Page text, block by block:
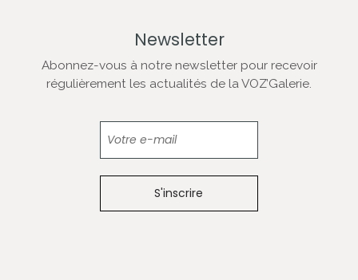
Newsletter
Abonnez-vous à notre newsletter pour recevoir
régulièrement les actualités de la VOZ’Galerie.